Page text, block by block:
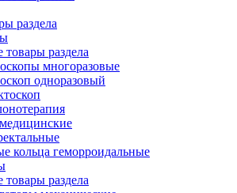
раздела
товары раздела
многоразовые
одноразовый
кольца геморроидальные
товары раздела